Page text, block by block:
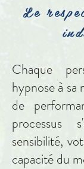
Le
Chaque
hypnose à sa
de
processus
sensibilité,
capacité du